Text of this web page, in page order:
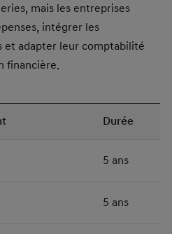
mais les entreprises
intégrer les
et adapter leur comptabilité
financière.
Durée
5 ans
5 ans